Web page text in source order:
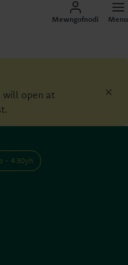
Mewngofnodi Menu
will open at
- 4:30yh